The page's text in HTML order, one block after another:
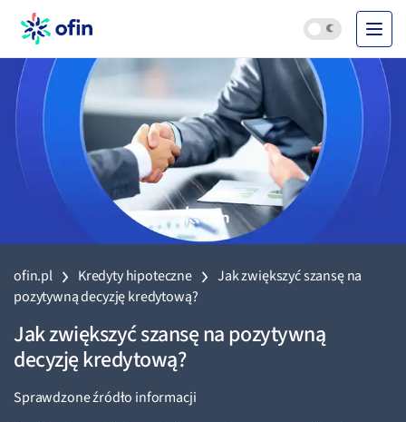
ofin.pl Kredyty hipoteczne
Jak zwiększyć szansę na
pozytywną decyzję kredytową?
Jak zwiększyć szansę na pozytywną
decyzję kredytową?
Sprawdzone źródło informacji